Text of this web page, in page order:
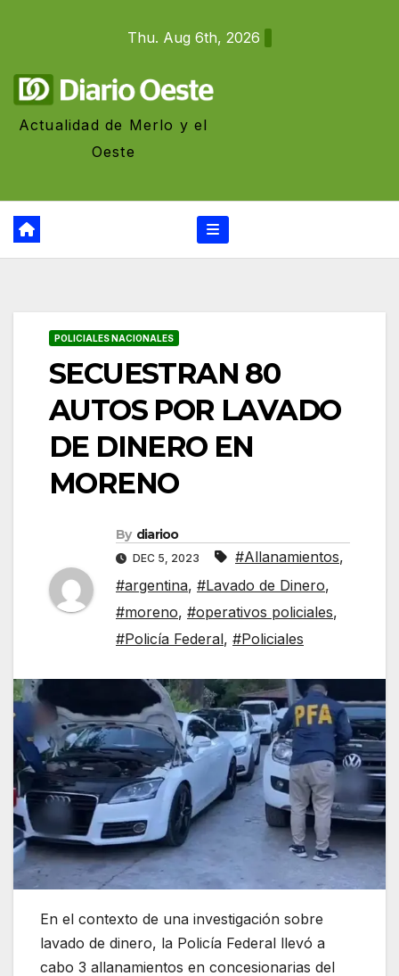
Thu. Aug 6th, 2026
Actualidad de Merlo y el
Oeste
POLICIALES NACIONALES
SECUESTRAN 80
AUTOS POR LAVADO
DE DINERO EN
MORENO
By diarioo
DEC 5, 2023 #Allanamientos,
#argentina, #Lavado de Dinero,
#moreno, #operativos policiales,
#Policía Federal, #Policiales
En el contexto de una investigación sobre
lavado de dinero, la Policía Federal llevó a
cabo 3 allanamientos en concesionarias del